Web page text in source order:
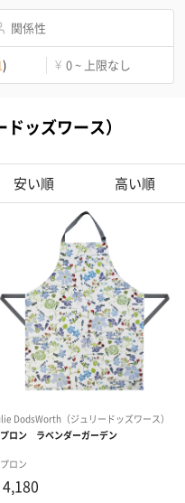
関係性
) ¥ 0 ~ 上限なし
ッズワース）
安い順 高い順